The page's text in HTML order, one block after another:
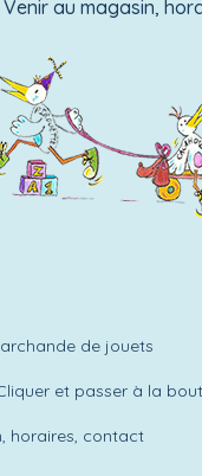
Venir au magasin,
de jouets
et passer à la
horaires, contact